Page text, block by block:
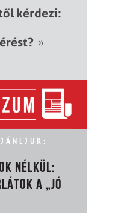
kérdezi:
»
NÉLKÜL:
A „JÓ